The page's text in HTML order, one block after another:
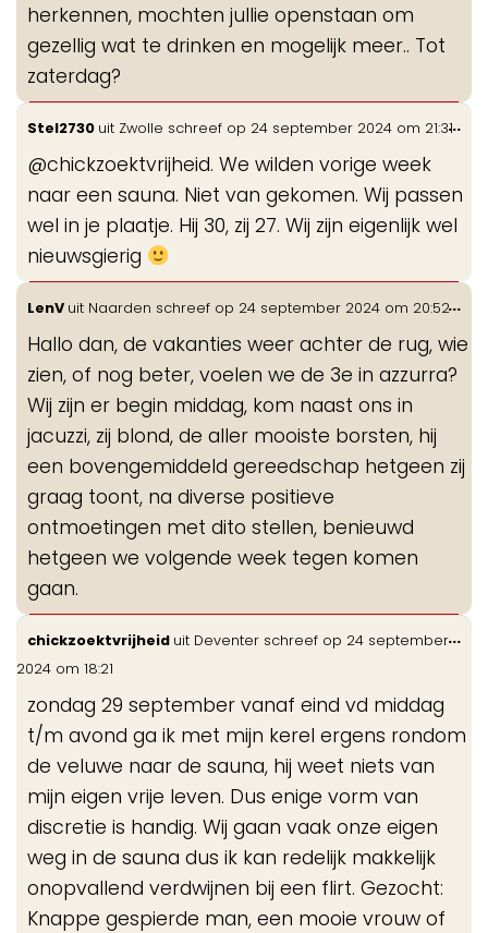
herkennen, mochten jullie openstaan om
gezellig wat te drinken en mogelijk meer.. Tot
zaterdag?
Stel2730 uit Zwolle schreef op 24 september 2024 om 21:31
@chickzoektvrijheid. We wilden vorige week
naar een sauna. Niet van gekomen. Wij passen
wel in je plaatje. Hij 30, zij 27. Wij zijn eigenlijk wel
nieuwsgierig
...
LenV uit Naarden schreef op 24 september 2024 om 20:52
Hallo dan, de vakanties weer achter de rug, wie
zien, of nog beter, voelen we de 3e in azzurra?
Wij zijn er begin middag, kom naast ons in
jacuzzi, zij blond, de aller mooiste borsten, hij
een bovengemiddeld gereedschap hetgeen zij
graag toont, na diverse positieve
ontmoetingen met dito stellen, benieuwd
hetgeen we volgende week tegen komen
gaan.
...
chickzoektvrijheid uit Deventer schreef op 24 september
2024 om 18:21
zondag 29 september vanaf eind vd middag
t/m avond ga ik met mijn kerel ergens rondom
de veluwe naar de sauna, hij weet niets van
mijn eigen vrije leven. Dus enige vorm van
discretie is handig. Wij gaan vaak onze eigen
weg in de sauna dus ik kan redelijk makkelijk
onopvallend verdwijnen bij een flirt. Gezocht:
Knappe gespierde man, een mooie vrouw of
...